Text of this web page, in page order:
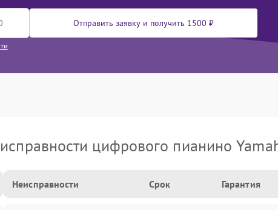
Отправить заявку и получить 1500 ₽
цифрового пианино
Неисправности Срок Гарантия